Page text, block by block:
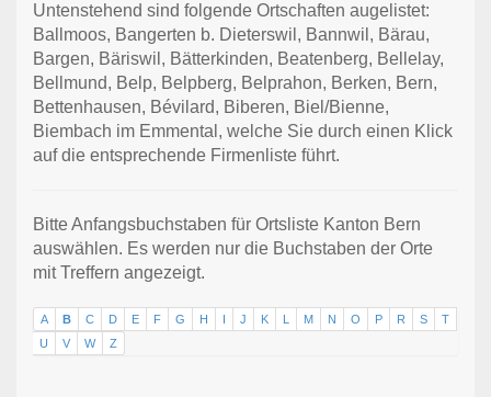
Untenstehend sind folgende Ortschaften augelistet:
Ballmoos, Bangerten b. Dieterswil, Bannwil, Bärau,
Bargen, Bäriswil, Bätterkinden, Beatenberg, Bellelay,
Bellmund, Belp, Belpberg, Belprahon, Berken, Bern,
Bettenhausen, Bévilard, Biberen, Biel/Bienne,
Biembach im Emmental, welche Sie durch einen Klick
auf die entsprechende Firmenliste führt.
Bitte Anfangsbuchstaben für Ortsliste Kanton Bern
auswählen. Es werden nur die Buchstaben der Orte
mit Treffern angezeigt.
A B C D E F G H J K M N O P R S
T
U
V W Z